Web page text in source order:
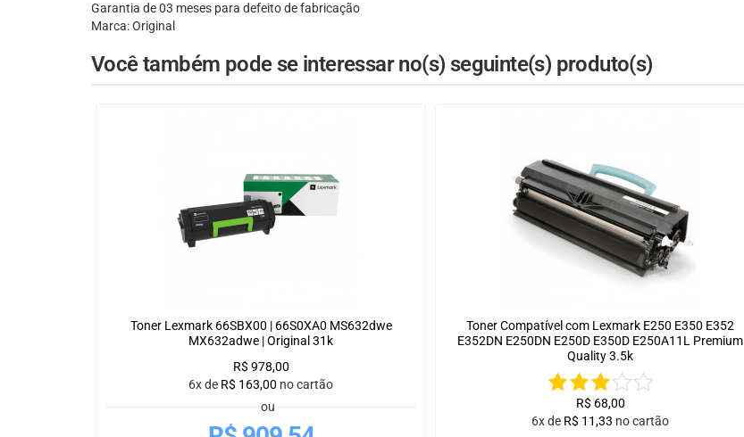
Garantia de 03 meses para defeito de fabricação
Marca: Original
Você também pode se interessar no(s) seguinte(s) produto(s)
Toner Lexmark 66SBX00 | 66S0XA0 MS632dwe
MX632adwe | Original 31k
R$ 978,00
6x de R$ 163,00 no cartão
ou
Toner Compatível com Lexmark E250 E350 E352
E352DN E250DN E250D E350D E250A11L Premium
Quality 3.5k
R$ 68,00
6x de R$ 11,33 no cartão